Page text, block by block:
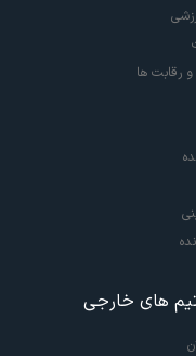
رقابت ها
های خارجی